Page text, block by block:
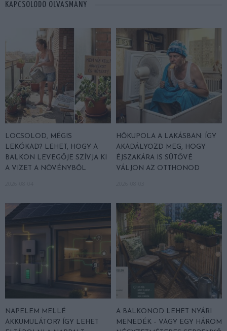
KAPCSOLÓDÓ OLVASMÁNY
LOCSOLOD, MÉGIS
LEKÓKAD? LEHET, HOGY A
BALKON LEVEGŐJE SZÍVJA KI
A VIZET A NÖVÉNYBŐL
HŐKUPOLA A LAKÁSBAN: ÍGY
AKADÁLYOZD MEG, HOGY
ÉJSZAKÁRA IS SÜTŐVÉ
VÁLJON AZ OTTHONOD
NAPELEM MELLÉ
AKKUMULÁTOR? ÍGY LEHET
A BALKONOD LEHET NYÁRI
MENEDÉK – VAGY EGY HÁROM